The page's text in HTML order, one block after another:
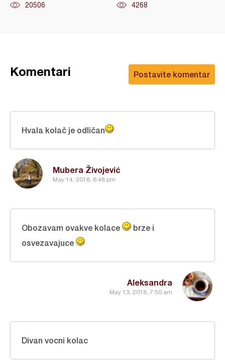
20506 4268
Postavite komentar
Komentari
Mubera Živojević
May 14, 2018, 6:48 pm
Hvala kolač je odličan
Aleksandra
May 13, 2018, 7:50 am
Obozavam ovakve kolace
brze i
osvezavajuce
Divan vocni kolac